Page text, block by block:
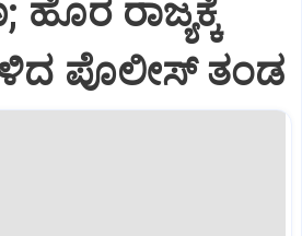
ಹೊರ ರಾಜ್ಯಕ್ಕೆ
ಪೊಲೀಸ್ ತಂಡ